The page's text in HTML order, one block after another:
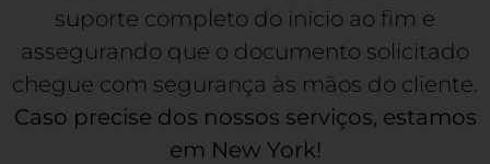
suporte completo do início ao fim e
assegurando que o documento solicitado
chegue com segurança às mãos do cliente.
Caso precise dos nossos serviços, estamos
em New York!